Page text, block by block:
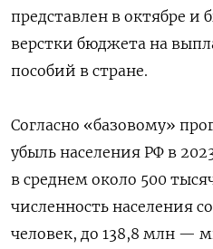
представлен в октябре и
верстки бюджета на
пособий в стране.
Согласно «базовому»
убыль населения РФ в
в среднем около 500
численность населения
человек, до 138,8 млн —